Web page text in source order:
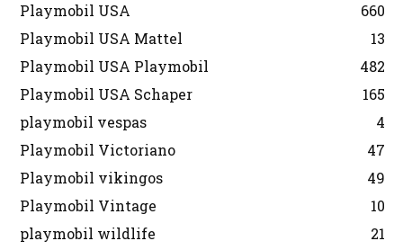
Playmobil USA
660
Playmobil USA Mattel
13
Playmobil USA Playmobil
482
Playmobil USA Schaper
165
playmobil vespas
4
Playmobil Victoriano
47
Playmobil vikingos
49
Playmobil Vintage
10
playmobil wildlife
21